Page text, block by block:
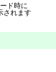
ド時に
されます